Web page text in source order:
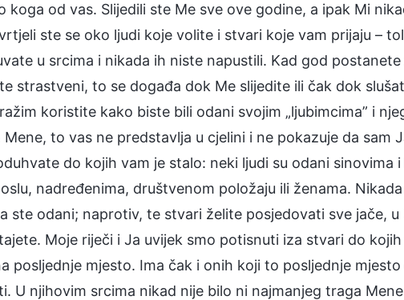
koga od vas. Slijedili ste Me sve ove godine, a ipak Mi
ste se oko ljudi koje volite i stvari koje vam prijaju –
u srcima i nikada ih niste napustili. Kad god
strastveni, to se događa dok Me slijedite ili čak dok
koristite kako biste bili odani svojim „ljubimcima” i
to vas ne predstavlja u cjelini i ne pokazuje da sam
do kojih vam je stalo: neki ljudi su odani sinovima
nadređenima, društvenom položaju ili ženama.
ste odani; naprotiv, te stvari želite posjedovati sve jače,
Moje riječi i Ja uvijek smo potisnuti iza stvari do
posljednje mjesto. Ima čak i onih koji to posljednje
U njihovim srcima nikad nije bilo ni najmanjeg traga